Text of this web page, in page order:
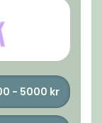
- 5000 kr